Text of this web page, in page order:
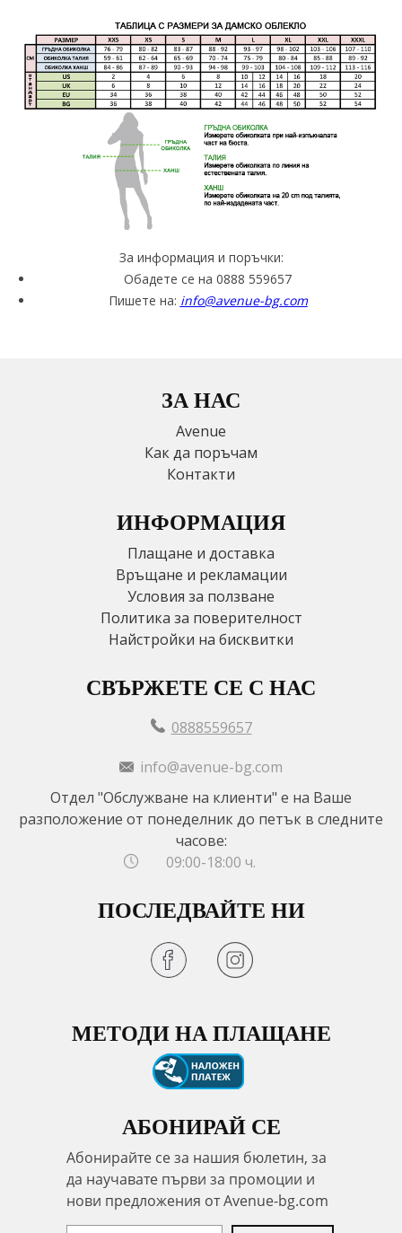
За информация и поръчки:
Обадете се на 0888 559657
Пишете на: info@avenue-bg.com
ЗА НАС
Avenue
Как да поръчам
Контакти
ИНФОРМАЦИЯ
Плащане и доставка
Връщане и рекламации
Условия за ползване
Политика за поверителност
Найстройки на бисквитки
СВЪРЖЕТЕ СЕ С НАС
0888559657
info@avenue-bg.com
Отдел "Обслужване на клиенти" е на Ваше
разположение от понеделник до петък в следните
часове:
09:00-18:00 ч.
ПОСЛЕДВАЙТЕ НИ
МЕТОДИ НА ПЛАЩАНЕ
АБОНИРАЙ СЕ